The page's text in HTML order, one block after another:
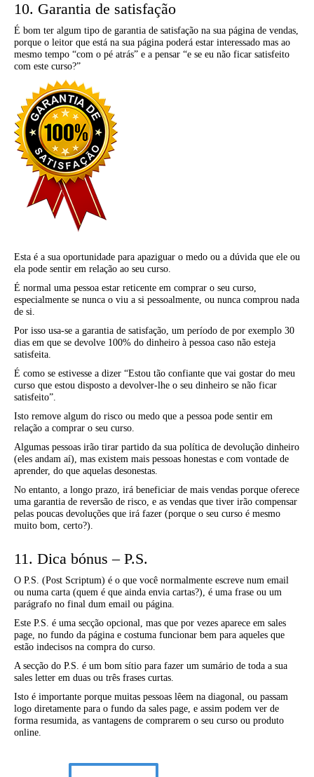
10. Garantia de satisfação
É bom ter algum tipo de garantia de satisfação na sua página de vendas,
porque o leitor que está na sua página poderá estar interessado mas ao
mesmo tempo “com o pé atrás” e a pensar “e se eu não ficar satisfeito
com este curso?”
Esta é a sua oportunidade para apaziguar o medo ou a dúvida que ele ou
ela pode sentir em relação ao seu curso.
É normal uma pessoa estar reticente em comprar o seu curso,
especialmente se nunca o viu a si pessoalmente, ou nunca comprou nada
de si.
Por isso usa-se a garantia de satisfação, um período de por exemplo 30
dias em que se devolve 100% do dinheiro à pessoa caso não esteja
satisfeita.
É como se estivesse a dizer “Estou tão confiante que vai gostar do meu
curso que estou disposto a devolver-lhe o seu dinheiro se não ficar
satisfeito”.
Isto remove algum do risco ou medo que a pessoa pode sentir em
relação a comprar o seu curso.
Algumas pessoas irão tirar partido da sua política de devolução dinheiro
(eles andam aí), mas existem mais pessoas honestas e com vontade de
aprender, do que aquelas desonestas.
No entanto, a longo prazo, irá beneficiar de mais vendas porque oferece
uma garantia de reversão de risco, e as vendas que tiver irão compensar
pelas poucas devoluções que irá fazer (porque o seu curso é mesmo
muito bom, certo?).
11. Dica bónus – P.S.
O P.S. (Post Scriptum) é o que você normalmente escreve num email
ou numa carta (quem é que ainda envia cartas?), é uma frase ou um
parágrafo no final dum email ou página.
Este P.S. é uma secção opcional, mas que por vezes aparece em sales
page, no fundo da página e costuma funcionar bem para aqueles que
estão indecisos na compra do curso.
A secção do P.S. é um bom sítio para fazer um sumário de toda a sua
sales letter em duas ou três frases curtas.
Isto é importante porque muitas pessoas lêem na diagonal, ou passam
logo diretamente para o fundo da sales page, e assim podem ver de
forma resumida, as vantagens de comprarem o seu curso ou produto
online.